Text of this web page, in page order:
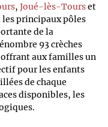
, Joué-lès-Tourset
principaux pôles
de la
93 crèches
aux familles un
pour les enfants
de chaque
disponibles, les